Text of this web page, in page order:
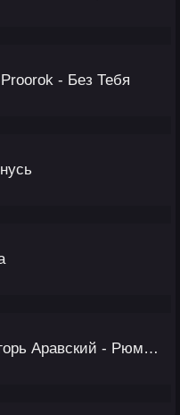
- Без Тебя
Тамара Кутидзе, Игорь Аравский - Рюмка Горечи Печали